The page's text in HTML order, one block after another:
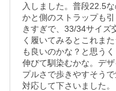
入しました。普段22.5
かと側のストラップも
きすぎで、33/34サイズ
く履いてみるとこれま
も良いのかな？と思う
伸びて馴染むかな。デ
プルさで歩きやすそう
対応して下さいました。